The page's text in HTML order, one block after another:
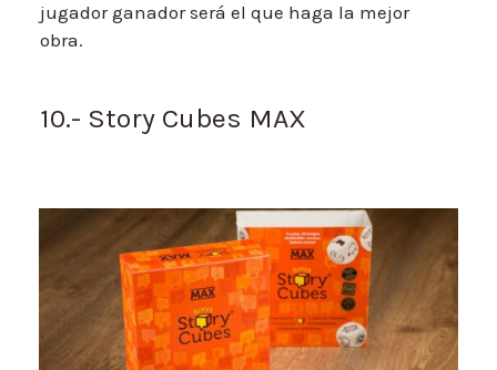
jugador ganador será el que haga la mejor
obra.
10.- Story Cubes MAX